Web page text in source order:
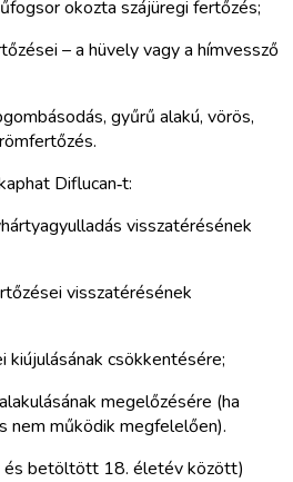
okozta szájüregi fertőzés;
– a hüvely vagy a hímvessző
gyűrű alakú, vörös,
Diflucan‑t:
visszatérésének
visszatérésének
kiújulásának csökkentésére;
megelőzésére (ha
nem működik megfelelően).
és betöltött 18. életév között)